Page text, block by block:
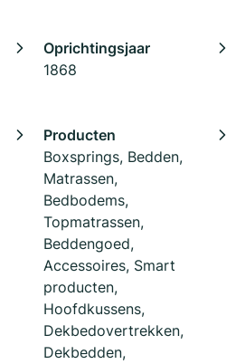
Oprichtingsjaar
1868
Producten
Boxsprings, Bedden,
Matrassen,
Bedbodems,
Topmatrassen,
Beddengoed,
Accessoires, Smart
producten,
Hoofdkussens,
Dekbedovertrekken,
Dekbedden,